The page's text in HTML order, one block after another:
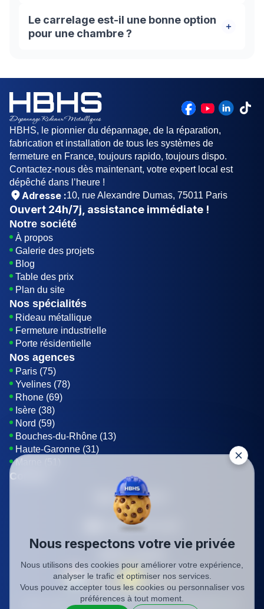
Les planchers en bois massif sont généralement
considérés comme les plus durables pour une
chambre, car ils peuvent durer des décennies
Le carrelage est-il une bonne option
pour une chambre ?
pieds et peut nécessiter l'ajout de tapis pour plus
de confort.
HBHS, le pionnier du dépannage, de la réparation,
fabrication et installation de tous les systèmes de
fermeture en France, toujours rapido, toujours dispo.
Contactez-nous dès maintenant, votre expert local est
dépêché dans l’heure !
Adresse :10, rue Alexandre Dumas, 75011 Paris
Ouvert 24h/7j , assistance immédiate !
Notre société
À propos
Galerie des projets
Blog
Table des prix
Plan du site
Nos spécialités
Rideau métallique
Fermeture industrielle
Porte résidentielle
Nos agences
Paris (75)
Yvelines (78)
Rhone (69)
Isère (38)
Nord (59)
Bouches-du-Rhône (13)
Haute-Garonne (31)
Marne (51)
Contact
01 85 42 08 07
Envoyer un E-mail
SIREN: 819116823
Charte qualité Mentions légales Politique de confidentialité
Nous respectons votre vie privée
Nous utilisons des cookies pour améliorer votre expérience,
analyser le trafic et optimiser nos services.
Vous pouvez accepter tous les cookies ou personnaliser vos
préférences à tout moment.